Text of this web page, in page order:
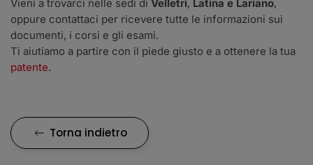
Vieni a trovarci nelle sedi di Velletri, Latina e Lariano,
oppure contattaci per ricevere tutte le informazioni sui
documenti, i corsi e gli esami.
Ti aiutiamo a partire con il piede giusto e a ottenere la tua
patente.
Torna indietro